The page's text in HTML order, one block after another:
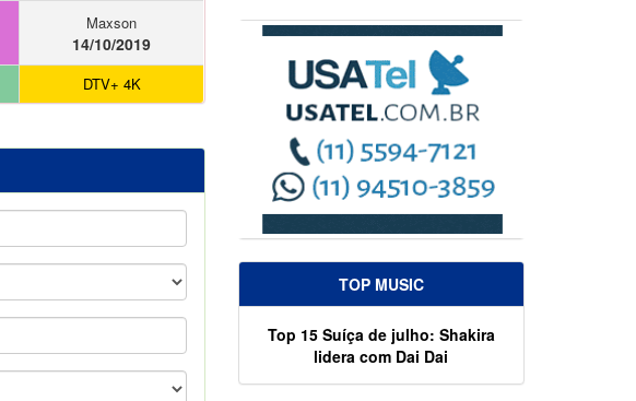
Maxson
14/10/2019
DTV+ 4K
TOP MUSIC
Top 15 Suíça de julho: Shakira
lidera com Dai Dai